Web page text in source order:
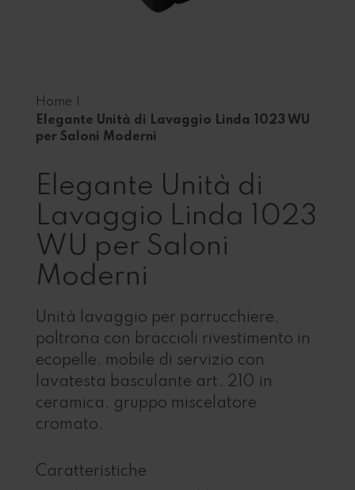
Home |
Elegante Unità di Lavaggio Linda 1023 WU
per Saloni Moderni
Elegante Unità di
Lavaggio Linda 1023
WU per Saloni
Moderni
Unità lavaggio per parrucchiere,
poltrona con braccioli rivestimento in
ecopelle, mobile di servizio con
lavatesta basculante art. 210 in
ceramica, gruppo miscelatore
cromato.
Caratteristiche